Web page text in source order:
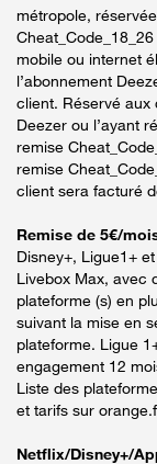
métropole,
mobile ou internet
l’abonnement
client. Réservé aux
Deezer ou l’ayant
remise
remise
client sera facturé
Remise de 5€/
Disney+, Ligue1+
Livebox Max, avec
plateforme (s) en
suivant la mise en
plateforme. Ligue
engagement 12
Liste des
et tarifs sur
Netflix/Disney+/